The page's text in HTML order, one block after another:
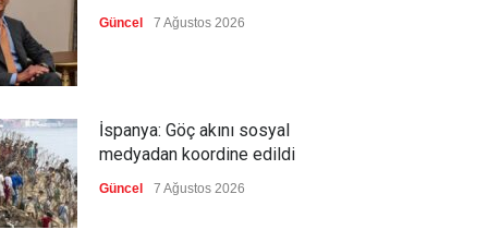
Güncel 7 Ağustos 2026
İspanya: Göç akını sosyal
medyadan koordine edildi
Güncel 7 Ağustos 2026